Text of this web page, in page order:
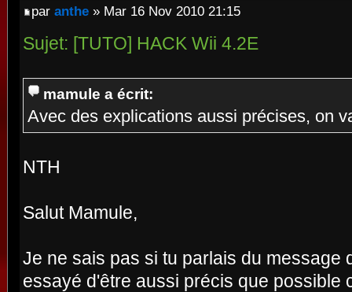
par anthe » Mar 16 Nov 2010 21:15
Sujet: [TUTO] HACK Wii 4.2E
mamule a écrit:
Avec des explications aussi précises, on
NTH
Salut Mamule,
Je ne sais pas si tu parlais du message
essayé d'être aussi précis que possible